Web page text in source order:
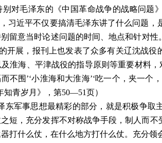
对毛泽东的《中国革命战争的战略问题
习近平不仅要搞清毛泽东讲了什么问题，
留意当时论述问题的时间、地点和针对性
开展，报刊上也发表了众多有关辽沈战
淮海、平津战役的指导原则等重要材料，
不围’‘小淮海和大淮海’‘吃一个，夹一个
青岁月》，第50—51页）
东军事思想最精彩的部分，就是积极争取
短，充分发挥不对称战争手段，制人而不
打什么仗，在什么地方打什么仗。充分领